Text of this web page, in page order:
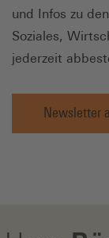
und Infos zu
Soziales,
jederzeit
Newsletter